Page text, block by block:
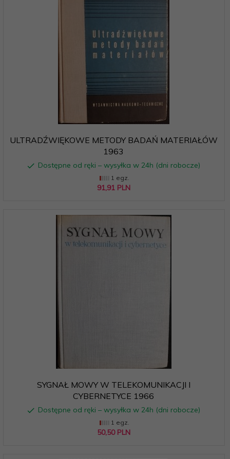
ULTRADŹWIĘKOWE METODY BADAŃ MATERIAŁÓW
1963
Dostępne od ręki – wysyłka w 24h (dni robocze)
1 egz.
91,91 PLN
SYGNAŁ MOWY W TELEKOMUNIKACJI I
CYBERNETYCE 1966
Dostępne od ręki – wysyłka w 24h (dni robocze)
1 egz.
50,50 PLN